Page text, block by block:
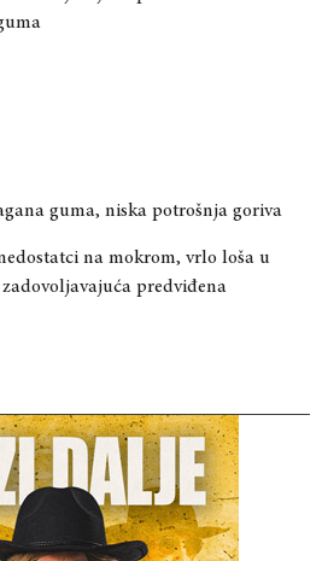
guma, niska potrošnja goriva
na mokrom, vrlo loša u
predviđena